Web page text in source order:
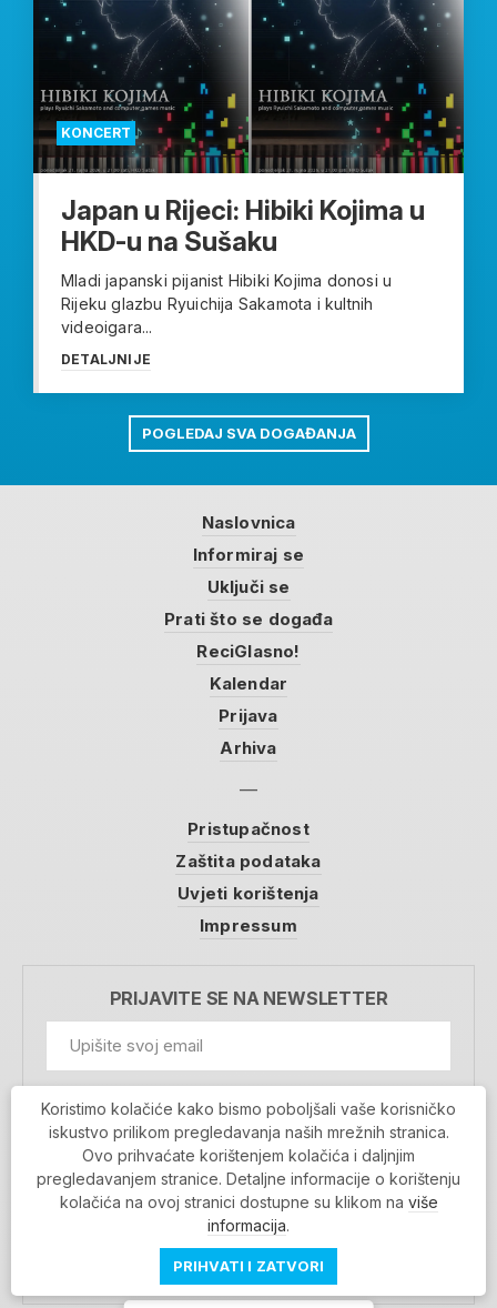
KONCERT
Japan u Rijeci: Hibiki Kojima u
HKD-u na Sušaku
Mladi japanski pijanist Hibiki Kojima donosi u
Rijeku glazbu Ryuichija Sakamota i kultnih
videoigara...
DETALJNIJE
POGLEDAJ SVA DOGAĐANJA
Naslovnica
Informiraj se
Uključi se
Prati što se događa
ReciGlasno!
Kalendar
Prijava
Arhiva
Pristupačnost
Zaštita podataka
Uvjeti korištenja
Impressum
PRIJAVITE SE NA NEWSLETTER
Prihvaćam da se moji podaci spremaju u bazu
podataka i koriste u svrhu slanja MojaRijeka
newslettera
MOJARIJEKA NEWSLETTER
PRIJAVI SE
Koristimo kolačiće kako bismo poboljšali vaše korisničko
iskustvo prilikom pregledavanja naših mrežnih stranica.
Ovo prihvaćate korištenjem kolačića i daljnjim
pregledavanjem stranice. Detaljne informacije o korištenju
kolačića na ovoj stranici dostupne su klikom na više
informacija.
PRIHVATI I ZATVORI